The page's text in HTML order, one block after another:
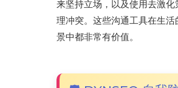
来坚持立场，以及使用去激化
理冲突。这些沟通工具在生活
景中都非常有价值。